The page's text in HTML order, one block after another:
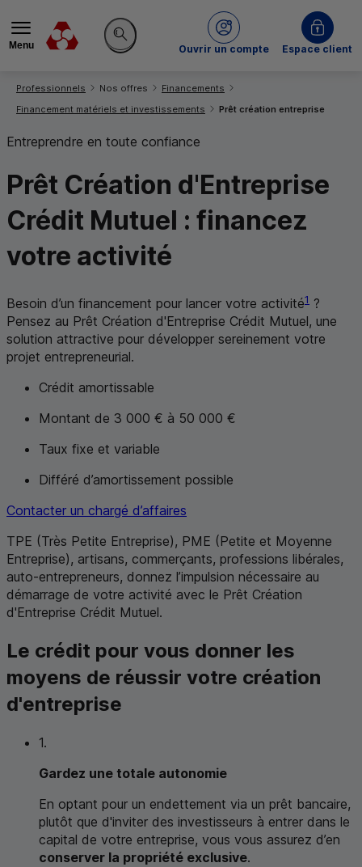
Menu
Rechercher sur le site
Ouvrir un compte
du Crédit MutuelEspace client
Vous êtes ici:
Professionnels Nos offres
Financements
Financement matériels et investissements
Prêt création entreprise
Entreprendre en toute confiance
Prêt Création d'Entreprise
Crédit Mutuel : financez
votre activité
Besoin d’un financement pour lancer votre activité1 ?
Pensez au Prêt Création d'Entreprise Crédit Mutuel, une
solution attractive pour développer sereinement votre
projet entrepreneurial.
Crédit amortissable
Montant de 3 000 € à 50 000 €
Taux fixe et variable
Différé d’amortissement possible
Contacter un chargé d’affaires
TPE (Très Petite Entreprise), PME (Petite et Moyenne
Entreprise), artisans, commerçants, professions libérales,
auto-entrepreneurs, donnez l’impulsion nécessaire au
démarrage de votre activité avec le Prêt Création
d'Entreprise Crédit Mutuel.
Le crédit pour vous donner les
moyens de réussir votre création
d'entreprise
1.
Gardez une totale autonomie
En optant pour un endettement via un prêt bancaire,
plutôt que d'inviter des investisseurs à entrer dans le
capital de votre entreprise, vous vous assurez d’en
conserver la propriété exclusive.